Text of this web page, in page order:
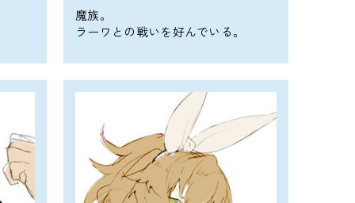
魔族。
ラーワとの戦いを好んでいる。